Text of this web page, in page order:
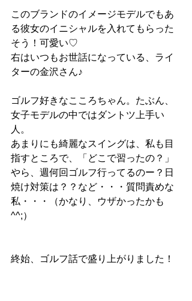
このブランドのイメージモデルでもあ
る彼女のイニシャルを入れてもらった
そう！可愛い♡
右はいつもお世話になっている、ライ
ターの金沢さん♪
ゴルフ好きなこころちゃん。たぶん、
女子モデルの中ではダントツ上手い
人。
あまりにも綺麗なスイングは、私も目
指すところで、「どこで習ったの？」
やら、週何回ゴルフ行ってるのー？日
焼け対策は？？など・・・質問責めな
私・・・（かなり、ウザかったかも
^^;）
終始、ゴルフ話で盛り上がりました！